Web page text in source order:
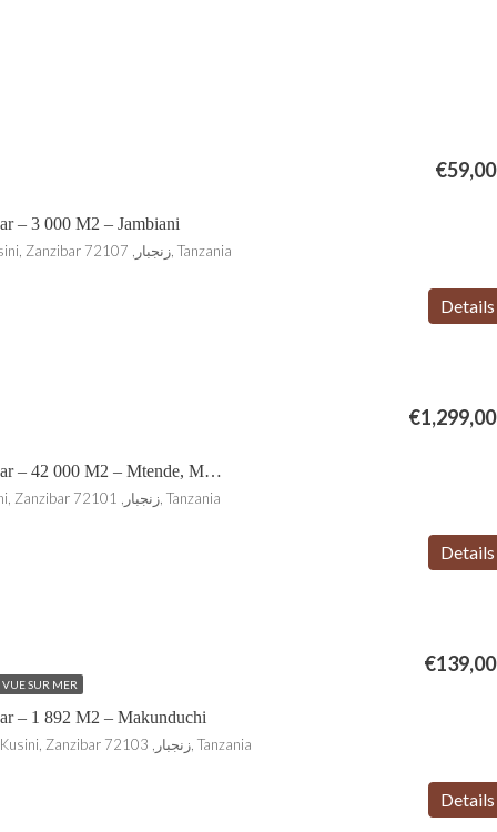
– 3 000 M2 – Jambiani
Jambiani, Kusini, Unguja Kusini, Zanzibar زنجبار, 72107, Tanzania
Details
Terrain À Vendre Zanzibar – 42 000 M2 – Mtende, Makunduchi
Mtende, Kusini, Unguja Kusini, Zanzibar زنجبار, 72101, Tanzania
Details
VUE SUR MER
– 1 892 M2 – Makunduchi
Makunduchi, Kusini, Unguja Kusini, Zanzibar زنجبار, 72103, Tanzania
Details